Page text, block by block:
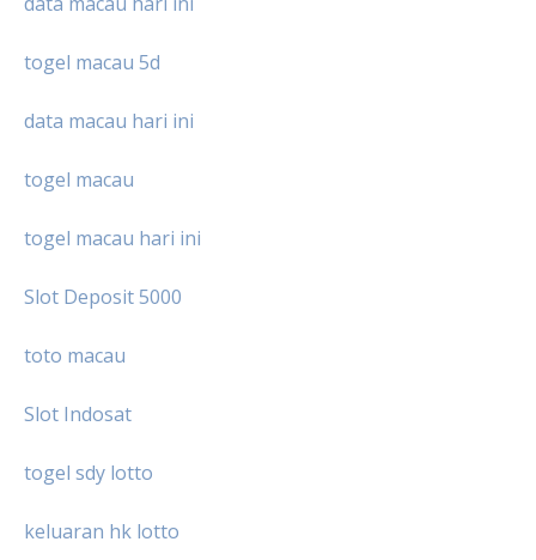
togel macau 5d
data macau hari ini
togel macau
togel macau hari ini
Slot Deposit 5000
toto macau
Slot Indosat
togel sdy lotto
keluaran hk lotto